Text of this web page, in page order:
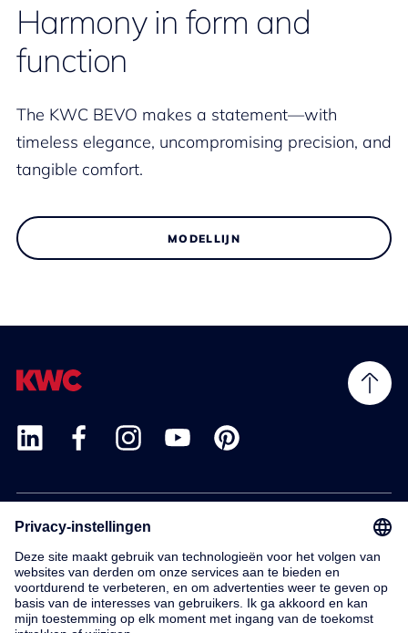
Harmony in form and
function
The KWC BEVO makes a statement—with
timeless elegance, uncompromising precision, and
tangible comfort.
MODELLIJN
Service
Contact